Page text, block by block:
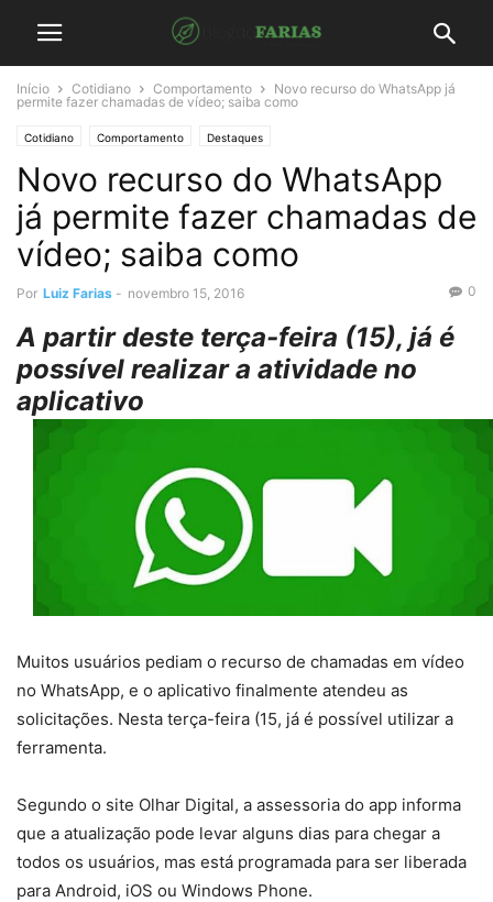
Início Cotidiano Comportamento
Novo recurso do WhatsApp já
permite fazer chamadas de vídeo; saiba como
Cotidiano Comportamento Destaques
Novo recurso do WhatsApp
já permite fazer chamadas de
vídeo; saiba como
Por Luiz Farias - novembro 15, 2016 0
A partir deste terça-feira (15), já é
possível realizar a atividade no
aplicativo
Muitos usuários pediam o recurso de chamadas em vídeo
no WhatsApp, e o aplicativo finalmente atendeu as
solicitações. Nesta terça-feira (15, já é possível utilizar a
ferramenta.
Segundo o site Olhar Digital, a assessoria do app informa
que a atualização pode levar alguns dias para chegar a
todos os usuários, mas está programada para ser liberada
para Android, iOS ou Windows Phone.